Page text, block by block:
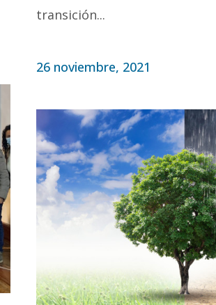
transición...
26 noviembre, 2021